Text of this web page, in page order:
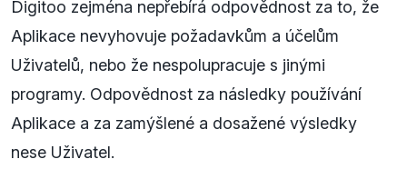
Digitoo zejména nepřebírá odpovědnost za to, že
Aplikace nevyhovuje požadavkům a účelům
Uživatelů, nebo že nespolupracuje s jinými
programy. Odpovědnost za následky používání
Aplikace a za zamýšlené a dosažené výsledky
nese Uživatel.